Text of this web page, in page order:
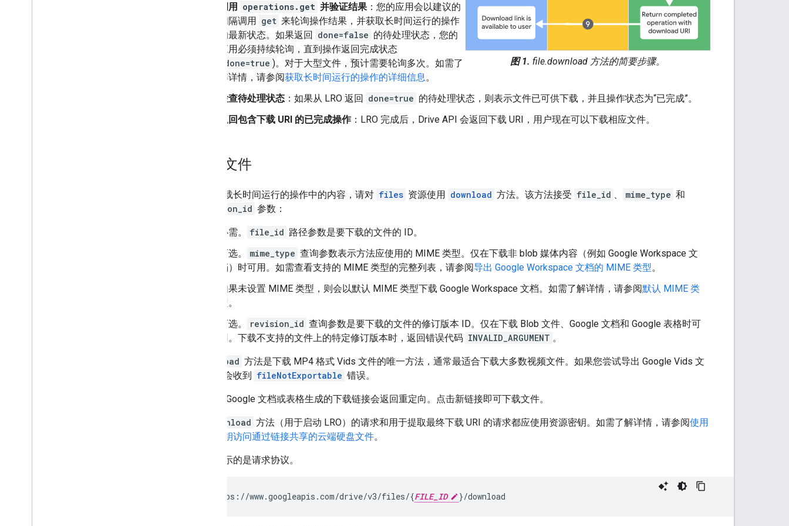
图 1. file.download 方法的简要步骤。
调用
operations.get 并验证结果 ：您的应用会以建议的
间隔调用 get 来轮询操作结果，并获取长时间运行的操作
的最新状态。如果返回 done=false 的待处理状态，您的
应用必须持续轮询，直到操作返回完成状态
done=true )。对于大型文件，预计需要轮询多次。如需了
解详情，请参阅获取长时间运行的操作的详细信息。
检查待处理状态 ：如果从 LRO 返回 done=true 的待处理状态，则表示文件已可供下载，并且操作状态为“已完成”。
返回包含下载 URI 的已完成操作：LRO 完成后，Drive API 会返回下载 URI，用户现在可以下载相应文件。
下载文件
如需下载长时间运行的操作中的内容，请对 files 资源使用 download 方法。该方法接受 file_id 、 mime_type 和
revision_id 参数：
必需。 file_id 路径参数是要下载的文件的 ID。
可选。
mime_type 查询参数表示方法应使用的 MIME 类型。仅在下载非 blob 媒体内容（例如 Google Workspace 文
档）时可用。如需查看支持的 MIME 类型的完整列表，请参阅导出 Google Workspace 文档的 MIME 类型。
如果未设置 MIME 类型，则会以默认 MIME 类型下载 Google Workspace 文档。如需了解详情，请参阅默认 MIME 类
型。
可选。
revision_id 查询参数是要下载的文件的修订版本 ID。仅在下载 Blob 文件、Google 文档和 Google 表格时可
用。下载不支持的文件上的特定修订版本时，返回错误代码 INVALID_ARGUMENT 。
download 方法是下载 MP4 格式 Vids 文件的唯一方法，通常最适合下载大多数视频文件。如果您尝试导出 Google Vids 文
件，则会收到 fileNotExportable 错误。
最初为 Google 文档或表格生成的下载链接会返回重定向。点击新链接即可下载文件。
download 方法（用于启动 LRO）的请求和用于提取最终下载 URI 的请求都应使用资源密钥。如需了解详情，请参阅使用
资源密钥访问通过链接共享的云端硬盘文件。
此处显示的是请求协议。
https : //www.googleapis .com/drive/v3/files/{FILE_ID }/download